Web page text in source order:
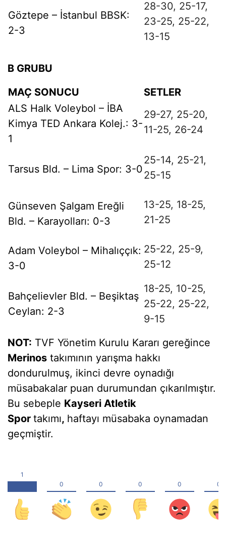
Göztepe – İstanbul BBSK:
2-3
28-30, 25-17,
23-25, 25-22,
13-15
B GRUBU
MAÇ SONUCU
SETLER
ALS Halk Voleybol – İBA
Kimya TED Ankara Kolej.: 3-
1
29-27, 25-20,
11-25, 26-24
Tarsus Bld. – Lima Spor: 3-0
25-14, 25-21,
25-15
Günseven Şalgam Ereğli
Bld. – Karayolları: 0-3
13-25, 18-25,
21-25
Adam Voleybol – Mihalıççık:
3-0
25-22, 25-9,
25-12
Bahçelievler Bld. – Beşiktaş
Ceylan: 2-3
18-25, 10-25,
25-22, 25-22,
9-15
NOT: TVF Yönetim Kurulu Kararı gereğince
Merinos takımının yarışma hakkı
dondurulmuş, ikinci devre oynadığı
müsabakalar puan durumundan çıkarılmıştır.
Bu sebeple Kayseri Atletik
Spor takımı, haftayı müsabaka oynamadan
geçmiştir.